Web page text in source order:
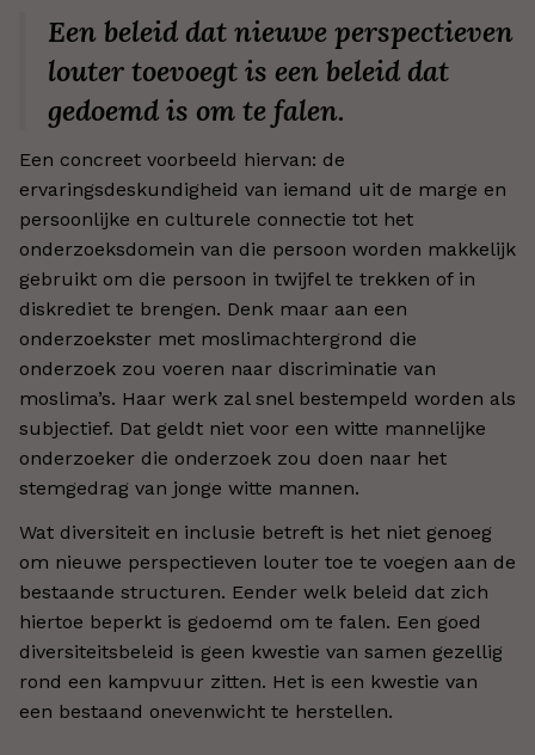
Een beleid dat nieuwe perspectieven
louter toevoegt is een beleid dat
gedoemd is om te falen.
Een concreet voorbeeld hiervan: de
ervaringsdeskundigheid van iemand uit de marge en
persoonlijke en culturele connectie tot het
onderzoeksdomein van die persoon worden makkelijk
gebruikt om die persoon in twijfel te trekken of in
diskrediet te brengen. Denk maar aan een
onderzoekster met moslimachtergrond die
onderzoek zou voeren naar discriminatie van
moslima’s. Haar werk zal snel bestempeld worden als
subjectief. Dat geldt niet voor een witte mannelijke
onderzoeker die onderzoek zou doen naar het
stemgedrag van jonge witte mannen.
Wat diversiteit en inclusie betreft is het niet genoeg
om nieuwe perspectieven louter toe te voegen aan de
bestaande structuren. Eender welk beleid dat zich
hiertoe beperkt is gedoemd om te falen. Een goed
diversiteitsbeleid is geen kwestie van samen gezellig
rond een kampvuur zitten. Het is een kwestie van
een bestaand onevenwicht te herstellen.